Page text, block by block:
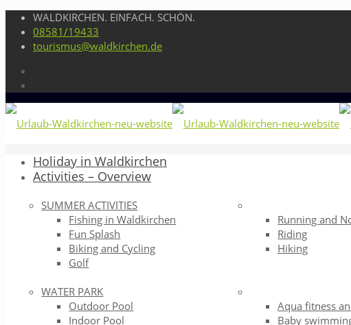
WALDKIRCHEN. EINFACH. SCHÖN.
08581/19433
tourismus@waldkirchen.de
Holiday in Waldkirchen
Activities – Overview
SUMMER ACTIVITIES
Fishing in Waldkirchen
Fun Splash
Biking and Cycling
Golf
Running and
Riding
Hiking
WATER PARK
Outdoor Pool
Indoor Pool
Aqua fitness
Baby